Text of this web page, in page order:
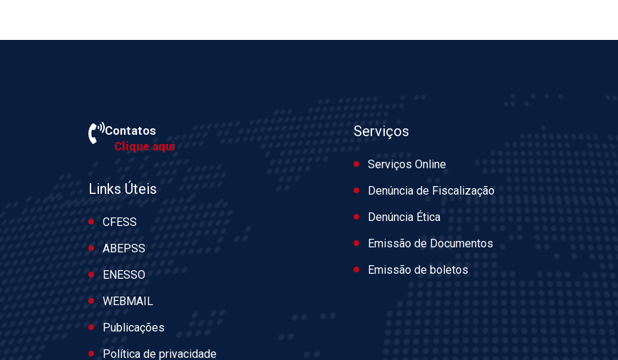
Contatos
Clique aqui
Links Úteis
CFESS
ABEPSS
ENESSO
WEBMAIL
Publicações
Política de privacidade
Serviços
Serviços Online
Denúncia de Fiscalização
Denúncia Ética
Emissão de Documentos
Emissão de boletos